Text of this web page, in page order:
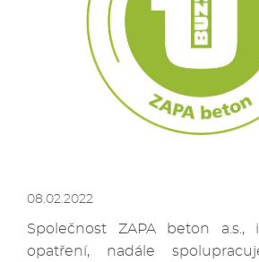
08.02.2022
Společnost ZAPA beton a.s.,
opatření, nadále